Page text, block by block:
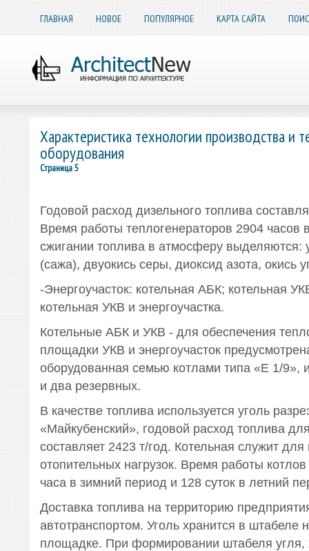
ГЛАВНАЯ НОВОЕ ПОПУЛЯРНОЕ КАРТА САЙТА
Характеристика технологии производства и
оборудования
Страница 5
Годовой расход дизельного топлива
Время работы теплогенераторов 2904 часов
сжигании топлива в атмосферу выделяются:
(сажа), двуокись серы, диоксид азота, окись
-Энергоучасток: котельная АБК; котельная
котельная УКВ и энергоучастка.
Котельные АБК и УКВ - для обеспечения
площадки УКВ и энергоучасток
оборудованная семью котлами типа «Е 1/9»,
и два резервных.
В качестве топлива используется уголь
«Майкубенский», годовой расход топлива
составляет 2423 т/год. Котельная служит для
отопительных нагрузок. Время работы котлов
часа в зимний период и 128 суток в летний
Доставка топлива на территорию
автотранспортом. Уголь хранится в штабеле
площадке. При формировании штабеля угля,